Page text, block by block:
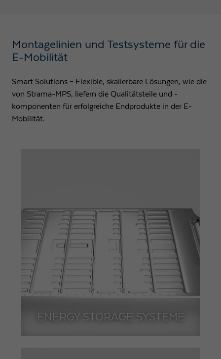
Montagelinien und Testsysteme für die
E-Mobilität
Smart Solutions – Flexible, skalierbare Lösungen, wie die
von Strama-MPS, liefern die Qualitätsteile und -
komponenten für erfolgreiche Endprodukte in der E-
Mobilität.
ENERGY STORAGE SYSTEME